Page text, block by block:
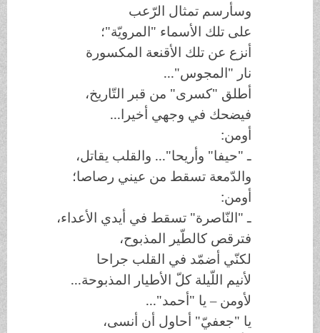
وسأرسم تمثال الرّعب
على تلك الأسماء "المرويّة"؛
أنزع عن تلك الأقنعة المكسورة
نار "المجوس"...
أطلق "كسرى" من قبر التّاريخ،
فيضحك في وجهي أخيرا...
أومن:
ـ "حيفا" وأريحا"... والقلب يقاتل،
والدّمعة تسقط من عيني رصاصا؛
أومن:
ـ "النّاصرة" تسقط في أيدي الأعداء،
فترقص كالطّير المذبوح،
لكنّي أضمّد في القلب جراحا
لأنيم اللّيلة كلّ الأطيار المذبوحة...
لأومن – يا "أحمد"...
يا "جعفيّ" أحاول أن أنسى،